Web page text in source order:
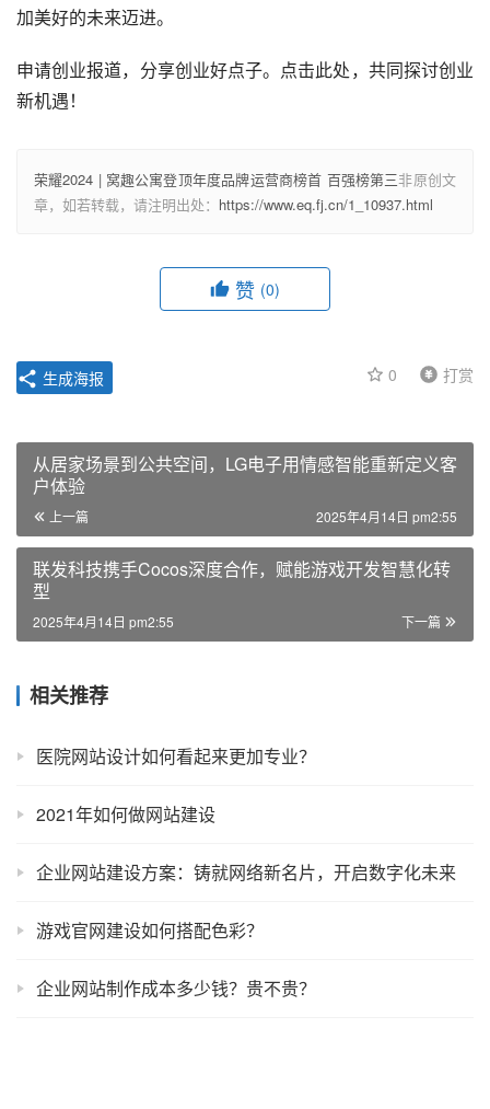
加美好的未来迈进。
申请创业报道，分享创业好点子。点击此处，共同探讨创业
新机遇！
荣耀2024 | 窝趣公寓登顶年度品牌运营商榜首 百强榜第三非原创文
章，如若转载，请注明出处： https://www.eq.fj.cn/1_10937.html
赞 (0)
0 打赏
生成海报
从居家场景到公共空间，LG电子用情感智能重新定义客
户体验
上一篇 2025年4月14日 pm2:55
联发科技携手Cocos深度合作，赋能游戏开发智慧化转
型
下一篇
2025年4月14日 pm2:55
相关推荐
医院网站设计如何看起来更加专业？
2021年如何做网站建设
企业网站建设方案：铸就网络新名片，开启数字化未来
游戏官网建设如何搭配色彩？
企业网站制作成本多少钱？贵不贵？